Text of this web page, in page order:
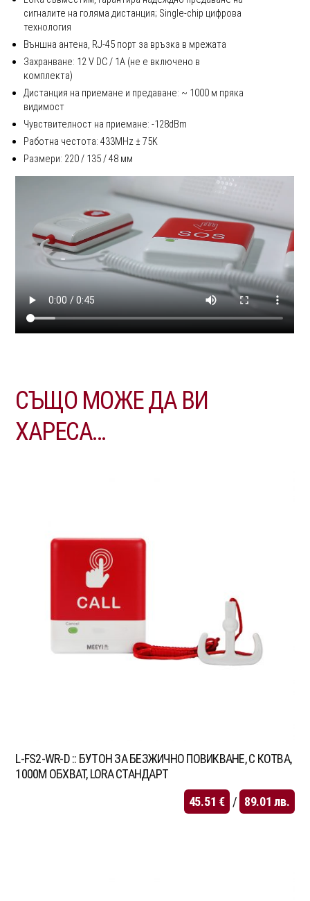
сигналите на голяма дистанция; Single-chip цифрова
технология
Външна антена, RJ-45 порт за връзка в мрежата
Захранване: 12 V DC / 1A (не е включено в
комплекта)
Дистанция на приемане и предаване: ~ 1000 м пряка
видимост
Чувствителност на приемане: -128dBm
Работна честота: 433MHz ± 75K
Размери: 220 / 135 / 48 мм
СЪЩО МОЖЕ ДА ВИ
ХАРЕСА…
L-FS2-WR-D :: БУТОН ЗА БЕЗЖИЧНО ПОВИКВАНЕ, С КОТВА,
1000М ОБХВАТ, LORA СТАНДАРТ
45.51 € / 89.01лв.